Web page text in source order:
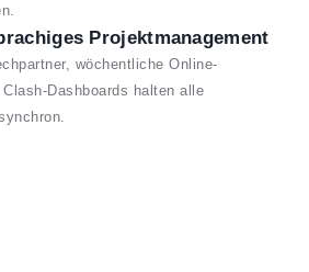
Projektmanagement
wöchentliche Online-
Dashboards halten alle